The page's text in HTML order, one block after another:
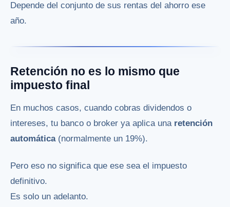
Depende del conjunto de sus rentas del ahorro ese
año.
Retención no es lo mismo que
impuesto final
En muchos casos, cuando cobras dividendos o
intereses, tu banco o broker ya aplica una retención
automática(normalmente un 19%).
Pero eso no significa que ese sea el impuesto
definitivo.
Es solo un adelanto.